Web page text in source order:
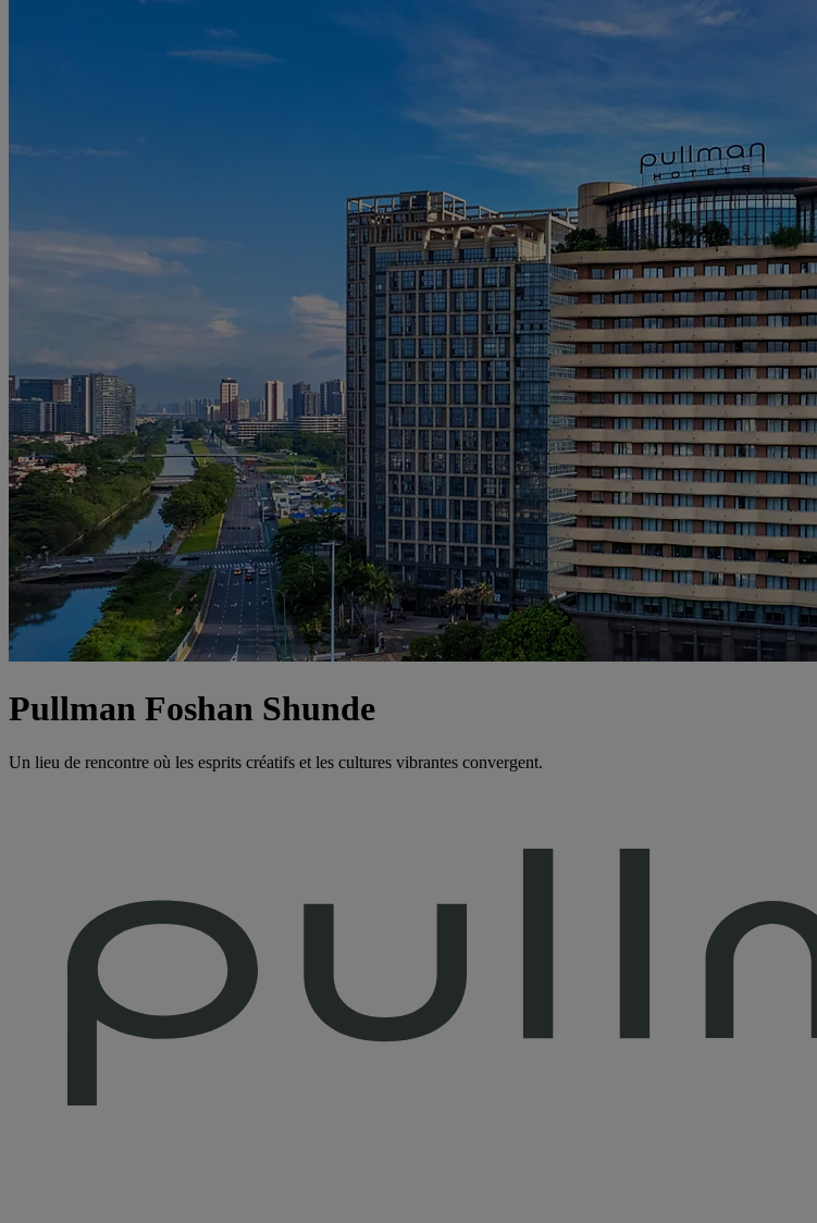
Pullman Foshan Shunde
Un lieu de rencontre où les esprits créatifs et les cultures vibrantes convergent.